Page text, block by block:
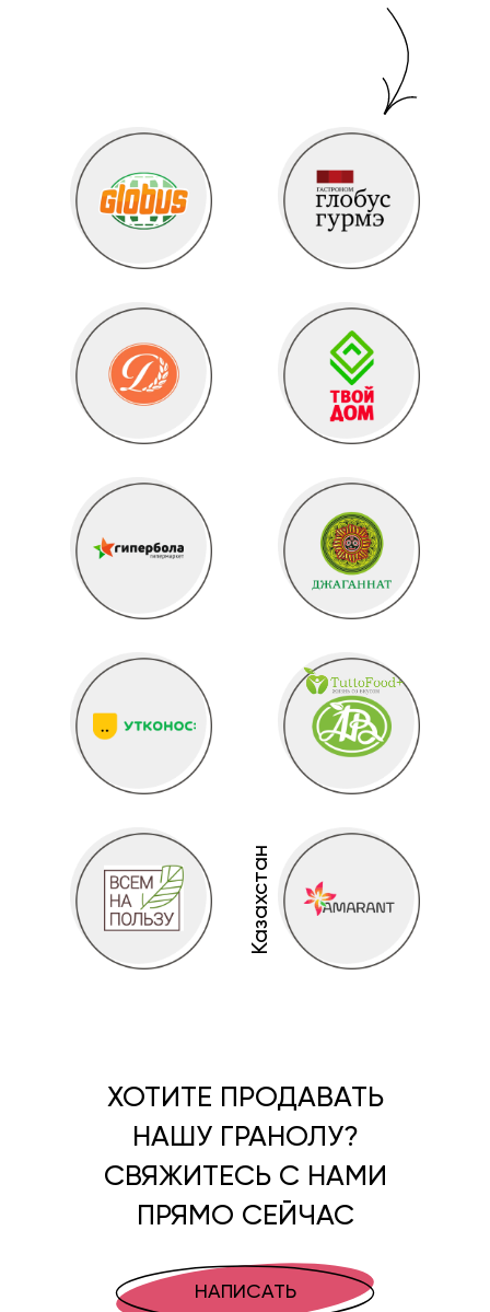
Казахстан
ХОТИТЕ ПРОДАВАТЬ
НАШУ ГРАНОЛУ?
СВЯЖИТЕСЬ С НАМИ
ПРЯМО СЕЙЧАС
НАПИСАТЬ